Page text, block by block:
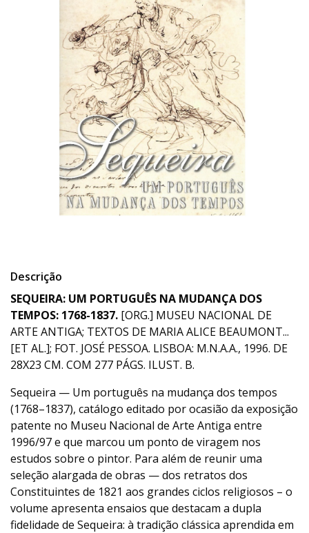
Descrição
SEQUEIRA: UM PORTUGUÊS NA MUDANÇA DOS
TEMPOS: 1768-1837. [ORG.] MUSEU NACIONAL DE
ARTE ANTIGA; TEXTOS DE MARIA ALICE BEAUMONT...
[ET AL.]; FOT. JOSÉ PESSOA. LISBOA: M.N.A.A., 1996. DE
28X23 CM. COM 277 PÁGS. ILUST. B.
Sequeira — Um português na mudança dos tempos
(1768–1837), catálogo editado por ocasião da exposição
patente no Museu Nacional de Arte Antiga entre
1996/97 e que marcou um ponto de viragem nos
estudos sobre o pintor. Para além de reunir uma
seleção alargada de obras — dos retratos dos
Constituintes de 1821 aos grandes ciclos religiosos – o
volume apresenta ensaios que destacam a dupla
fidelidade de Sequeira: à tradição clássica aprendida em